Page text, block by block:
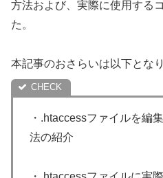
方法および、実際に使用する
た。
本記事のおさらいは以下となり
・.htaccessファイルを編
法の紹介